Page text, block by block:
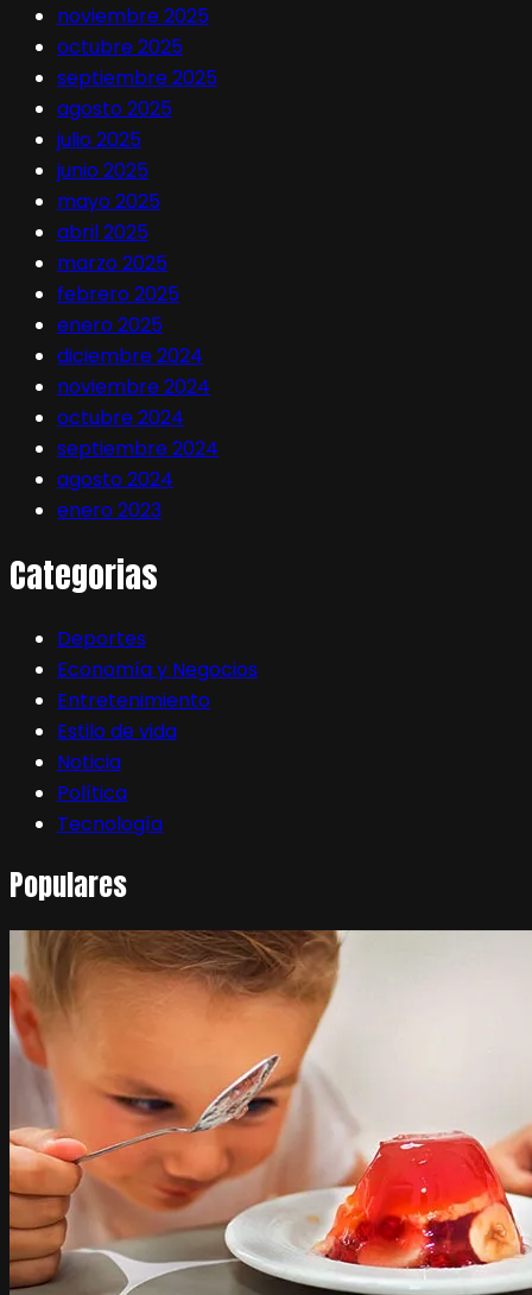
noviembre 2025
octubre 2025
septiembre 2025
agosto 2025
julio 2025
junio 2025
mayo 2025
abril 2025
marzo 2025
febrero 2025
enero 2025
diciembre 2024
noviembre 2024
octubre 2024
septiembre 2024
agosto 2024
enero 2023
Categorias
Deportes
Economía y Negocios
Entretenimiento
Estilo de vida
Noticia
Política
Tecnología
Populares